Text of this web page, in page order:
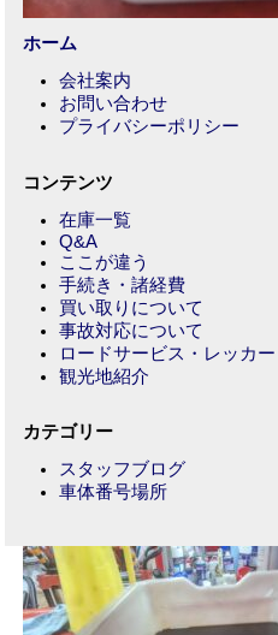
ホーム
会社案内
お問い合わせ
プライバシーポリシー
コンテンツ
在庫一覧
Q&A
ここが違う
手続き・諸経費
買い取りについて
事故対応について
ロードサービス・レッカー
観光地紹介
カテゴリー
スタッフブログ
車体番号場所